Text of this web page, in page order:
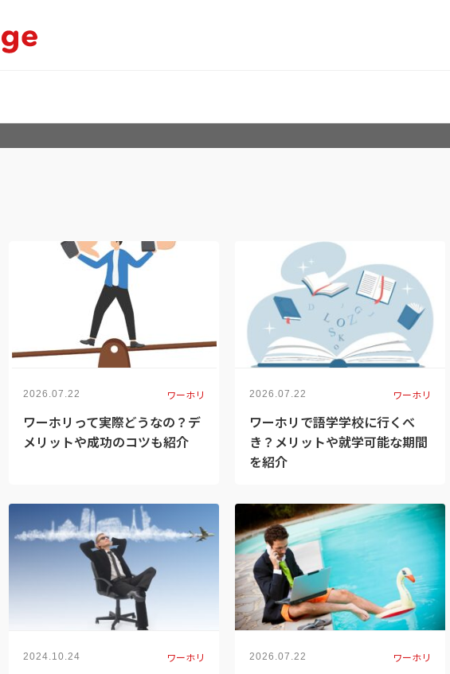
2026.07.22 ワーホリ
ワーホリって実際どうなの？デ
メリットや成功のコツも紹介
2026.07.22 ワーホリ
ワーホリで語学学校に行くべ
き？メリットや就学可能な期間
を紹介
2024.10.24 ワーホリ 2026.07.22 ワーホリ